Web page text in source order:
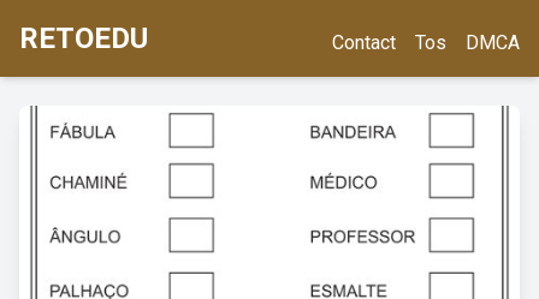
RETOEDU Contact Tos DMCA